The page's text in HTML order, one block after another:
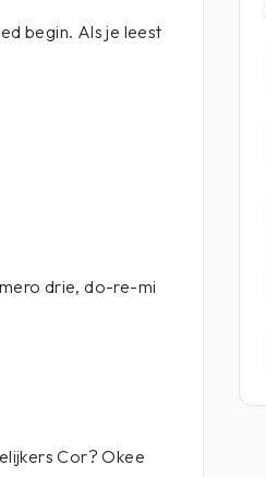
begin. Als je leest
drie, do-re-mi
Cor? Okee